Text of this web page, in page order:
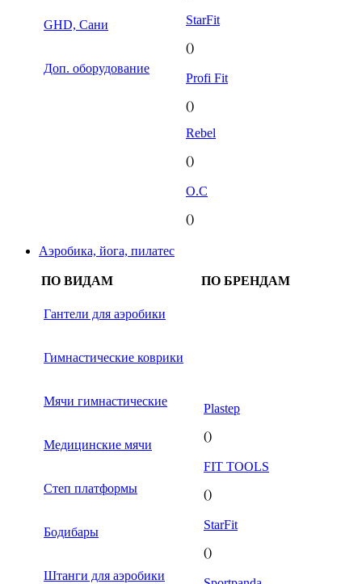
GHD, Сани
Доп. оборудование
StarFit
()
Profi Fit
()
Rebel
()
O.C
()
Аэробика, йога, пилатес
ПО ВИДАМ ПО БРЕНДАМ
Гантели для аэробики
Гимнастические коврики
Мячи гимнастические
Медицинские мячи
Степ платформы
Бодибары
Штанги для аэробики
Plastep
()
FIT TOOLS
()
StarFit
()